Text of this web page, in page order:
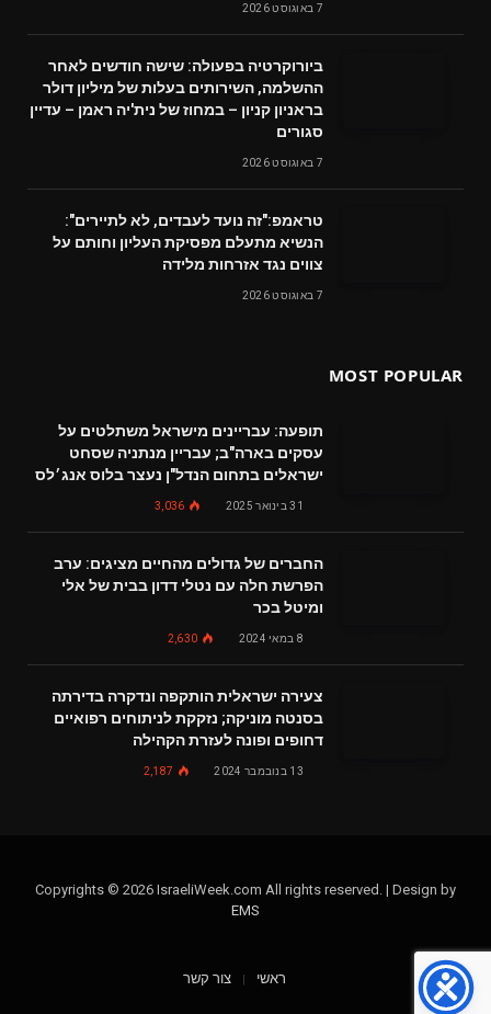
7 באוגוסט 2026
ביורוקרטיה בפעולה: שישה חודשים לאחר
ההשלמה, השירותים בעלות של מיליון דולר
בראניון קניון – במחוז של נית'יה ראמן – עדיין
סגורים
7 באוגוסט 2026
טראמפ:"זה נועד לעבדים, לא לתיירים":
הנשיא מתעלם מפסיקת העליון וחותם על
צווים נגד אזרחות מלידה
7 באוגוסט 2026
MOST POPULAR
תופעה: עבריינים מישראל משתלטים על
עסקים בארה"ב; עבריין מנתניה שסחט
ישראלים בתחום הנדל"ן נעצר בלוס אנג׳לס
31 בינואר 2025 3,036
החברים של גדולים מהחיים מציגים: ערב
הפרשת חלה עם נטלי דדון בבית של אלי
ומיטל בכר
8 במאי 2024 2,630
צעירה ישראלית הותקפה ונדקרה בדירתה
בסנטה מוניקה; נזקקת לניתוחים רפואיים
דחופים ופונה לעזרת הקהילה
13 בנובמבר 2024 2,187
Copyrights © 2026 IsraeliWeek.com All rights reserved. | Design by
EMS
ראשי צור קשר